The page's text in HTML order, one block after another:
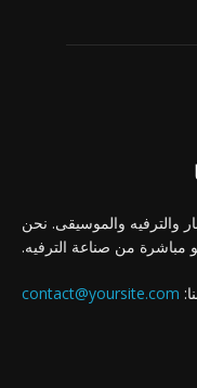
والترفيه والموسيقى. نحن
مباشرة من صناعة الترفيه.
contact@yoursite.com